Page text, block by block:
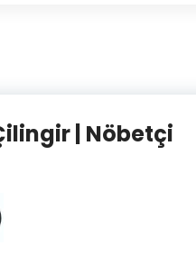
| Nöbetçi